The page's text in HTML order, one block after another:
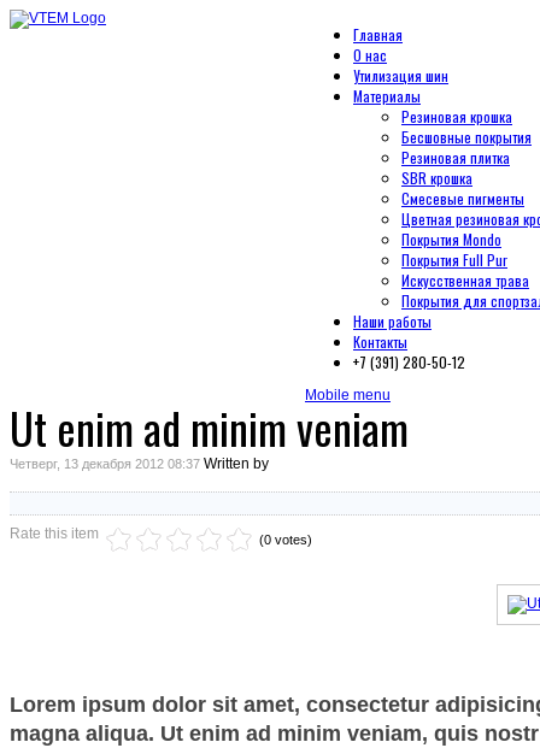
Главная
О нас
Утилизация шин
Материалы
Резиновая крошка
Бесшовные покрытия
Резиновая плитка
SBR крошка
Смесевые пигменты
Цветная резиновая
Покрытия Mondo
Покрытия Full Pur
Искусственная трава
Покрытия для
Наши работы
Контакты
+7 (391) 280-50-12
Mobile menu
Ut enim ad minim veniam
Четверг, 13 декабря 2012 08:37 Written by
Rate this item (0 votes)
Lorem ipsum dolor sit amet, consectetur
magna aliqua. Ut enim ad minim veniam, quis